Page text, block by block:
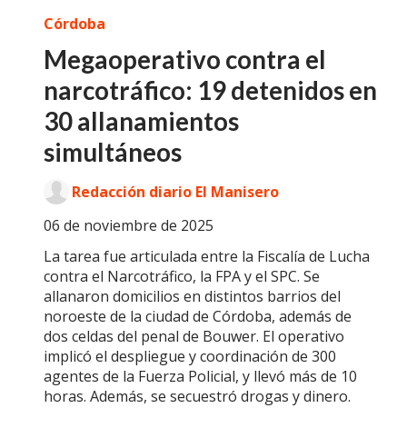
Megaoperativo contra el
narcotráfico: 19 detenidos en
30 allanamientos
simultáneos
La tarea fue articulada entre la Fiscalía de Lucha
contra el Narcotráfico, la FPA y el SPC. Se
allanaron domicilios en distintos barrios del
noroeste de la ciudad de Córdoba, además de
dos celdas del penal de Bouwer. El operativo
implicó el despliegue y coordinación de 300
agentes de la Fuerza Policial, y llevó más de 10
horas. Además, se secuestró drogas y dinero.
Córdoba
06 de noviembre de 2025
Redacción diario El Manisero